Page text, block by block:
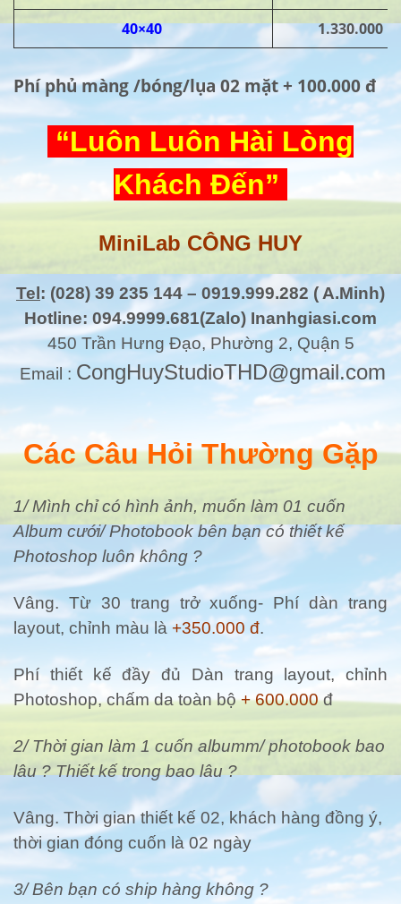
40×40
1.330.000
Phí phủ màng /bóng/lụa 02 mặt + 100.000 đ
“Luôn Luôn Hài Lòng
Khách Đến”
MiniLab CÔNG HUY
Tel : (028) 39 235 144 – 0919.999.282 ( A.Minh)
Hotline: 094.9999.681(Zalo) Inanhgiasi.com
450 Trần Hưng Đạo, Phường 2, Quận 5
Email : CongHuyStudioTHD@gmail.com
Các Câu Hỏi Thường Gặp
1/ Mình chỉ có hình ảnh, muốn làm 01 cuốn
Album cưới/ Photobook bên bạn có thiết kế
Photoshop luôn không ?
Vâng. Từ 30 trang trở xuống- Phí dàn trang
layout, chỉnh màu là +350.000 đ.
Phí thiết kế đầy đủ Dàn trang layout, chỉnh
Photoshop, chấm da toàn bộ+ 600.000đ
2/ Thời gian làm 1 cuốn albumm/ photobook bao
lâu ? Thiết kế trong bao lâu ?
Vâng. Thời gian thiết kế 02, khách hàng đồng ý,
thời gian đóng cuốn là 02 ngày
3/ Bên bạn có ship hàng không ?